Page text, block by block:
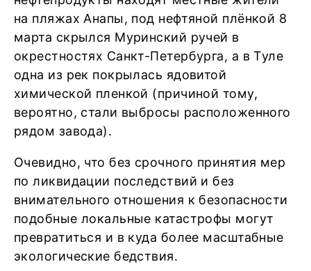
на пляжах Анапы, под нефтяной плёнкой 8
марта скрылся Муринский ручей в
окрестностях Санкт-Петербурга, а в Туле
одна из рек покрылась ядовитой
химической пленкой (причиной тому,
вероятно, стали выбросы расположенного
рядом завода).
Очевидно, что без срочного принятия мер
по ликвидации последствий и без
внимательного отношения к безопасности
подобные локальные катастрофы могут
превратиться и в куда более масштабные
экологические бедствия.